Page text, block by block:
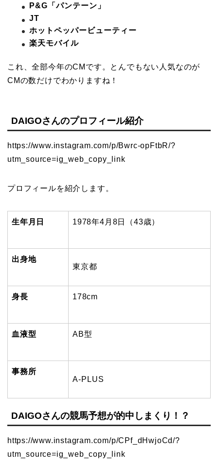
P&G「パンテーン」
JT
ホットペッパービューティー
楽天モバイル
これ、全部今年のCMです。とんでもない人気なのが
CMの数だけでわかりますね！
DAIGOさんのプロフィール紹介
https://www.instagram.com/p/Bwrc-opFtbR/?
utm_source=ig_web_copy_link
プロフィールを紹介します。
生年月日 1978年4月8日（43歳）
出身地
東京都
身長 178cm
血液型 AB型
事務所
A-PLUS
DAIGOさんの競馬予想が的中しまくり！？
https://www.instagram.com/p/CPf_dHwjoCd/?
utm_source=ig_web_copy_link